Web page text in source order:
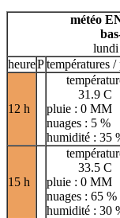
H
I J K L M
T
V
W X Y Z
météo
lundi
heurePtempératures /
12 h
31.9 C
pluie : 0 MM
nuages : 5 %
humidité : 35
15 h
33.5 C
pluie : 0 MM
nuages : 65 %
humidité : 30